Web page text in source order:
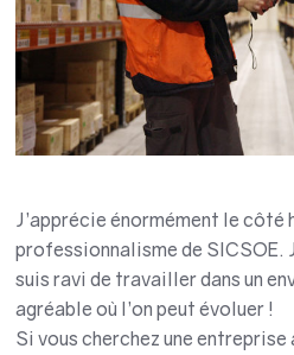
J’apprécie énormément le côté
professionnalisme de SICSOE.
suis ravi de travailler dans un
agréable où l’on peut évoluer !
Si vous cherchez une entreprise